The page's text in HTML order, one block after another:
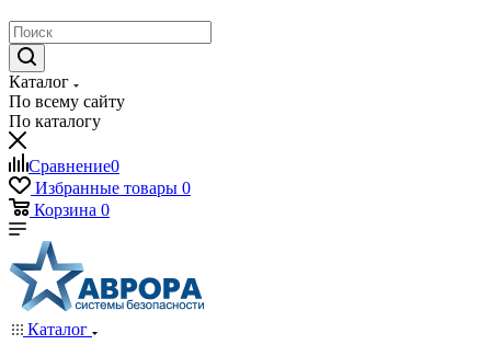
Каталог
По всему сайту
По каталогу
Сравнение0
Избранные товары 0
Корзина 0
Каталог